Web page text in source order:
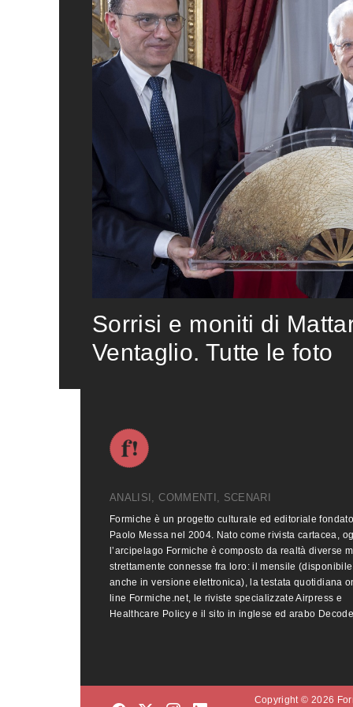
Sorrisi e moniti di
Ventaglio. Tutte le foto
ANALISI, COMMENTI, SCENARI
Formiche è un progetto culturale ed editoriale
Paolo Messa nel 2004. Nato come rivista cartacea,
l’arcipelago Formiche è composto da realtà diverse
strettamente connesse fra loro: il mensile (disponibile
anche in versione elettronica), la testata quotidiana
line Formiche.net, le riviste specializzate Airpress e
Healthcare Policy e il sito in inglese ed arabo
Copyright © 2026